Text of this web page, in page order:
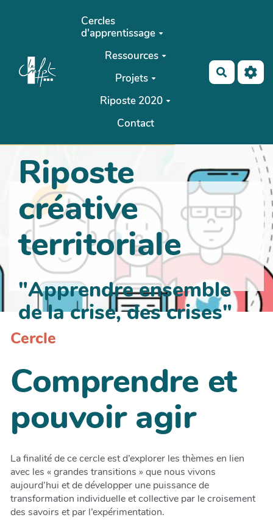
Aller au contenu principal
Cercles
d'apprentissage
Ressources
Projets
Riposte 2020
Contact
Riposte
créative
territoriale
"Apprendre ensemble
de la crise, des crises"
Cercle
Comprendre et
pouvoir agir
La finalité de ce cercle est d’explorer les thèmes en lien
avec les « grandes transitions » que nous vivons
aujourd’hui et de développer une puissance de
transformation individuelle et collective par le croisement
des savoirs et par l’expérimentation.